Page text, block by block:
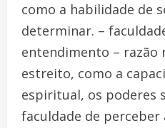
como a habilidade de
determinar. –
entendimento – razão
estreito, como a
espiritual, os poderes
faculdade de perceber